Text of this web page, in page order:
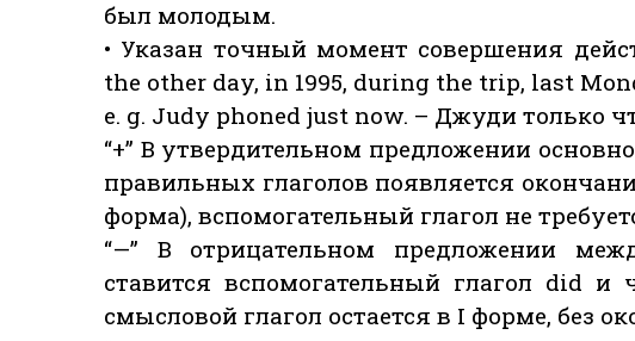
был молодым.
• Указан точный момент совершения
the other day, in 1995, during the trip, last
e. g. Judy phoned just now. – Джуди только
“+” В утвердительном предложении
правильных глаголов появляется
форма), вспомогательный глагол не
“—” В отрицательном предложении
ставится вспомогательный глагол did
смысловой глагол остается в I форме, без